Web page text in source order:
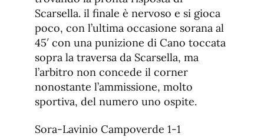
Scarsella. il finale è nervoso e si gioca
poco, con l’ultima occasione sorana al
45′ con una punizione di Cano toccata
sopra la traversa da Scarsella, ma
l’arbitro non concede il corner
nonostante l’ammissione, molto
sportiva, del numero uno ospite.
Sora-Lavinio Campoverde 1-1